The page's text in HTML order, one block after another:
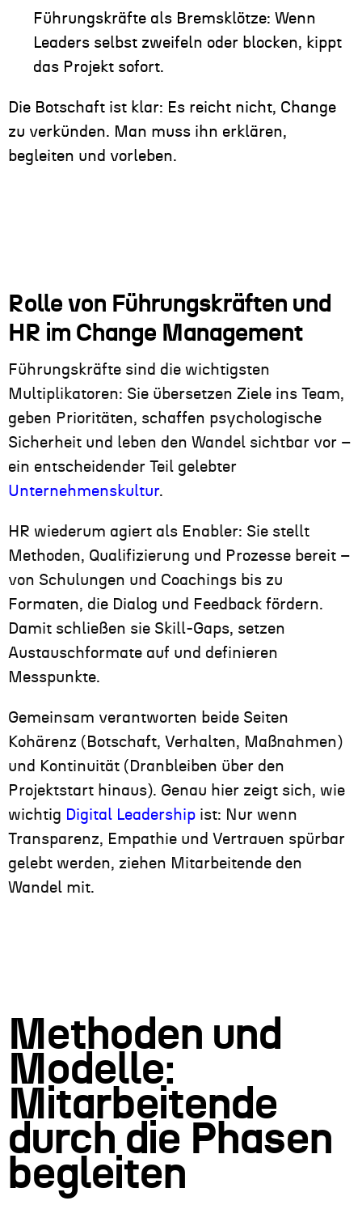
Führungskräfte als Bremsklötze: Wenn
Leaders selbst zweifeln oder blocken, kippt
das Projekt sofort.
Die Botschaft ist klar: Es reicht nicht, Change
zu verkünden. Man muss ihn erklären,
begleiten und vorleben.
Rolle von Führungskräften und
HR im Change Management
Führungskräfte sind die wichtigsten
Multiplikatoren: Sie übersetzen Ziele ins Team,
geben Prioritäten, schaffen psychologische
Sicherheit und leben den Wandel sichtbar vor –
ein entscheidender Teil gelebter
Unternehmenskultur.
HR wiederum agiert als Enabler: Sie stellt
Methoden, Qualifizierung und Prozesse bereit –
von Schulungen und Coachings bis zu
Formaten, die Dialog und Feedback fördern.
Damit schließen sie Skill-Gaps, setzen
Austauschformate auf und definieren
Messpunkte.
Gemeinsam verantworten beide Seiten
Kohärenz (Botschaft, Verhalten, Maßnahmen)
und Kontinuität (Dranbleiben über den
Projektstart hinaus). Genau hier zeigt sich, wie
wichtig Digital Leadership ist: Nur wenn
Transparenz, Empathie und Vertrauen spürbar
gelebt werden, ziehen Mitarbeitende den
Wandel mit.
Methoden und
Modelle:
Mitarbeitende
durch die Phasen
begleiten